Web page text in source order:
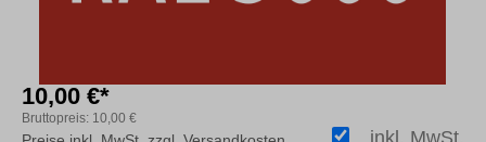
10,00 €*
Bruttopreis: 10,00 €
inkl. MwSt.